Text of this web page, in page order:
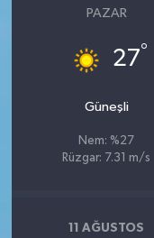
PAZAR
27°
Güneşli
Nem: %27
Rüzgar: 7.31 m/s
11 AĞUSTOS